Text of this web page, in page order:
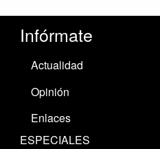
Infórmate
Actualidad
Opinión
Enlaces
ESPECIALES